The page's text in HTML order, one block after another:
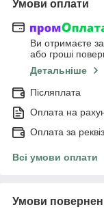
Умови оплати
Ви отримаєте
або гроші
Детальніше
Післяплата
Оплата на
Оплата за
Всі умови оплати
Умови